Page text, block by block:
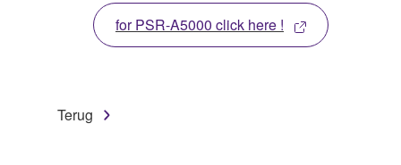
for PSR-A5000 click here !
Terug